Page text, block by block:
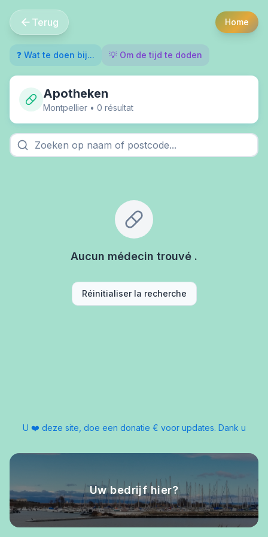
Terug Home
❓ Wat te doen bij... 💡 Om de tijd te doden
Apotheken
Montpellier • 0 résultat
Aucun médecin trouvé .
Réinitialiser la recherche
U ❤️ deze site, doe een donatie € voor updates. Dank u
Uw bedrijf hier?